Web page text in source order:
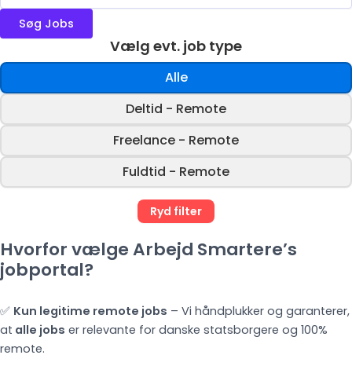
Vælg evt. job type
Alle
Deltid - Remote
Freelance - Remote
Fuldtid - Remote
Ryd filter
Hvorfor vælge Arbejd Smartere’s
jobportal?
✅ Kun legitime remote jobs – Vi håndplukker og garanterer,
at alle jobs er relevante for danske statsborgere og 100%
remote.